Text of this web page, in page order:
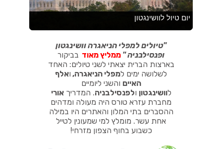
"טיולים למפלי הניאגרה וושינגטון
ופנסילבניה" ממליץ מאוד בביקור
בארצות הברית יצאתי לשני טיולים: האחד
לשלושה ימים למפלי הניאגרה, ואלף
האיים והשני ליומיים
לוושינגטון ולפנסילבניה. המדריךאורי
מחברת עזרא טורס היה מעולה ומדהים
ההסברים בתי המלון והאתרים היו במילה
אחת עשר. מומלץ למי שמעונין לטייל
כשבוע בחוף הצפון מזרחי!